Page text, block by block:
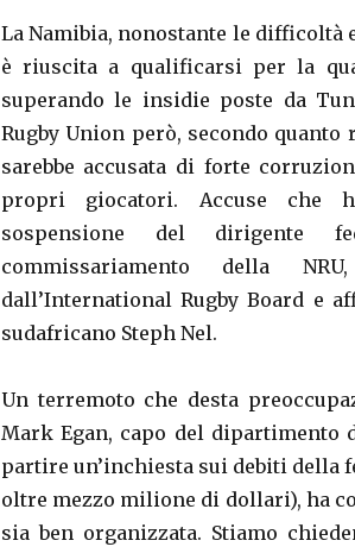
La Namibia, nonostante le difficoltà
è riuscita a qualificarsi per la
superando le insidie poste da
Rugby Union però, secondo
sarebbe accusata di forte
propri giocatori. Accuse che
sospensione del dirigente
commissariamento della
dall’International Rugby Board e
sudafricano Steph Nel.
Un terremoto che desta
Mark Egan, capo del dipartimento
partire un’inchiesta sui debiti della
oltre mezzo milione di dollari), ha
sia ben organizzata. Stiamo